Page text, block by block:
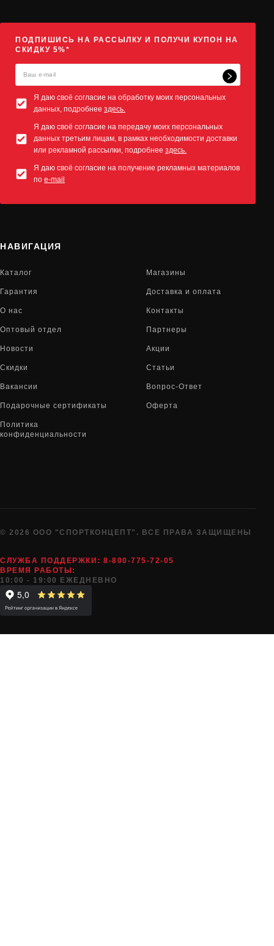
ПОДПИШИСЬ НА РАССЫЛКУ И ПОЛУЧИ КУПОН НА
СКИДКУ 5%*
Я даю своё согласие на обработку моих персональных
данных, подробнее здесь.
Я даю своё согласие на передачу моих персональных
данных третьим лицам, в рамках необходимости доставки
или рекламной рассылки, подробнее здесь.
Я даю своё согласие на получение рекламных материалов
по e-mail
НАВИГАЦИЯ
Каталог Магазины
Гарантия Доставка и оплата
О нас Контакты
Оптовый отдел Партнеры
Новости Акции
Скидки Статьи
Вакансии Вопрос-Ответ
Подарочные сертификаты Оферта
Политика
конфиденциальности
© 2026 ООО "СПОРТКОНЦЕПТ". ВСЕ ПРАВА ЗАЩИЩЕНЫ
СЛУЖБА ПОДДЕРЖКИ: 8-800-775-72-05
ВРЕМЯ РАБОТЫ:
10:00 - 19:00 ЕЖЕДНЕВНО